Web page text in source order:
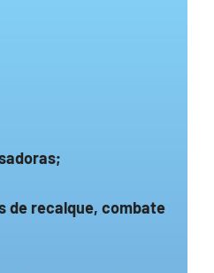
de recalque, combate